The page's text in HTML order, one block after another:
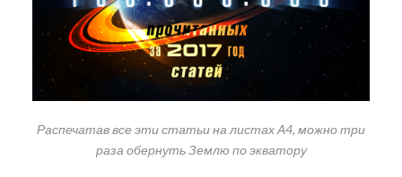
Распечатав все эти статьи на листах А4, можно три
раза обернуть Землю по экватору